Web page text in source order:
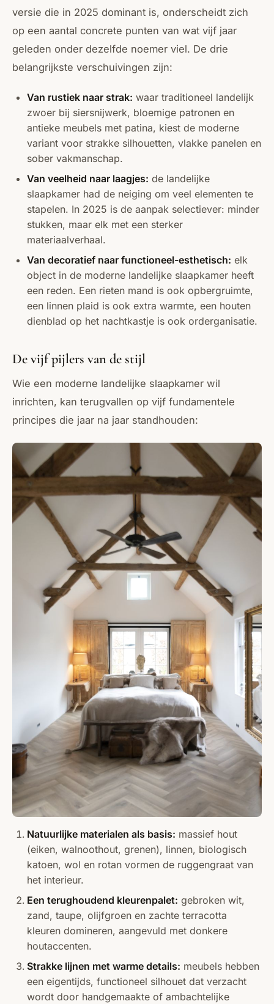
versie die in 2025 dominant is, onderscheidt zich
op een aantal concrete punten van wat vijf jaar
geleden onder dezelfde noemer viel. De drie
belangrijkste verschuivingen zijn:
Van rustiek naar strak: waar traditioneel landelijk
zwoer bij siersnijwerk, bloemige patronen en
antieke meubels met patina, kiest de moderne
variant voor strakke silhouetten, vlakke panelen en
sober vakmanschap.
Van veelheid naar laagjes: de landelijke
slaapkamer had de neiging om veel elementen te
stapelen. In 2025 is de aanpak selectiever: minder
stukken, maar elk met een sterker
materiaalverhaal.
Van decoratief naar functioneel-esthetisch: elk
object in de moderne landelijke slaapkamer heeft
een reden. Een rieten mand is ook opbergruimte,
een linnen plaid is ook extra warmte, een houten
dienblad op het nachtkastje is ook orderganisatie.
De vijf pijlers van de stijl
Wie een moderne landelijke slaapkamer wil
inrichten, kan terugvallen op vijf fundamentele
principes die jaar na jaar standhouden:
Natuurlijke materialen als basis: massief hout
(eiken, walnoothout, grenen), linnen, biologisch
katoen, wol en rotan vormen de ruggengraat van
het interieur.
Een terughoudend kleurenpalet: gebroken wit,
zand, taupe, olijfgroen en zachte terracotta
kleuren domineren, aangevuld met donkere
houtaccenten.
Strakke lijnen met warme details: meubels hebben
een eigentijds, functioneel silhouet dat verzacht
wordt door handgemaakte of ambachtelijke